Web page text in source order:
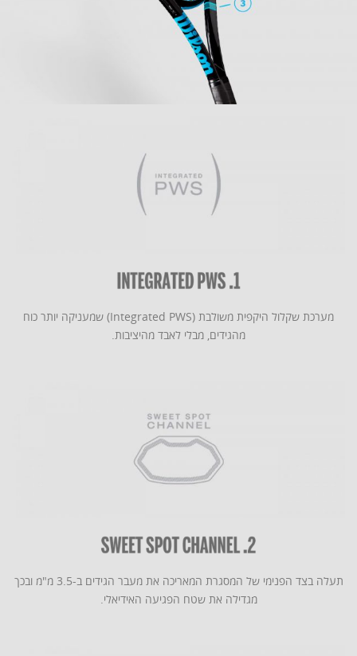
מערכת שקלול היקפית משולבת (Integrated PWS) שמעניקה יותר כוח
מהגידים, מבלי לאבד מהיציבות.
תעלה בצד הפנימי של המסגרת המאריכה את מעבר הגידים ב-3.5 מ"מ ובכך
מגדילה את שטח הפגיעה האידיאלי.